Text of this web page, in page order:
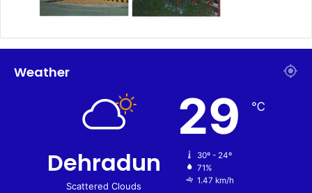
Weather
Dehradun
Scattered Clouds
29 ℃
30º - 24º
71%
1.47 km/h